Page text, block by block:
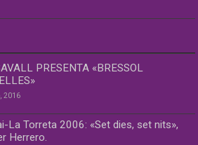
PRESENTA «BRESSOL
2016
La Torreta 2006: «Set dies, set nits»,
Herrero.